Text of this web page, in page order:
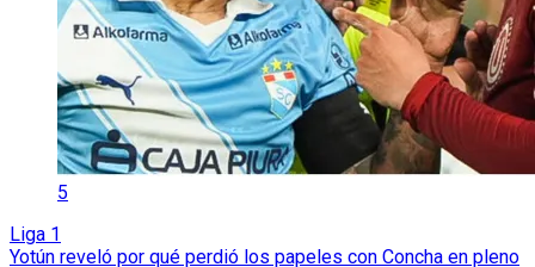
5
Liga 1
Yotún reveló por qué perdió los papeles con Concha en pleno